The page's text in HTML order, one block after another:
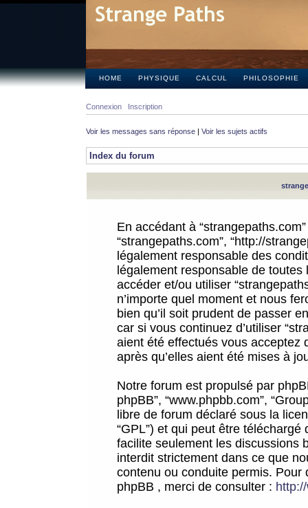
HOME PHYSIQUE CALCUL PHILOSOPHIE
Connexion Inscription
Voir les messages sans réponse | Voir les sujets actifs
Index du forum
En accédant à
“strangepaths.com”, “http://
légalement responsable des
légalement responsable de
accéder et/ou utiliser
n’importe quel moment et nous
bien qu’il soit prudent de passer
car si vous continuez d’utiliser
aient été effectués vous acceptez
après qu’elles aient été mises à
Notre forum est propulsé par
phpBB”, “www.phpbb.com”,
libre de forum déclaré sous la
“GPL”) et qui peut être téléchargé
facilite seulement les discussions
interdit strictement dans ce que
contenu ou conduite permis.
phpBB , merci de consulter :